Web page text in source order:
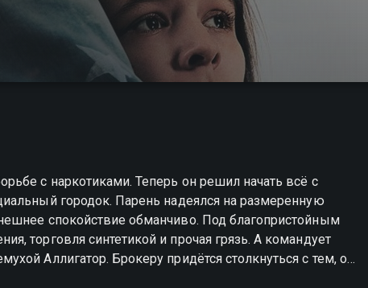
с наркотиками. Теперь он решил начать всё с
городок. Парень надеялся на размеренную
спокойствие обманчиво. Под благопристойным
торговля синтетикой и прочая грязь. А командует
Аллигатор. Брокеру придётся столкнуться с тем, от
в хорошем качестве.